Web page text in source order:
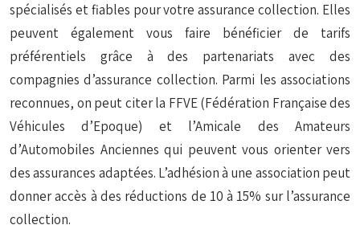
spécialisés et fiables pour votre assurance collection. Elles
peuvent également vous faire bénéficier de tarifs
préférentiels grâce à des partenariats avec des
compagnies d’assurance collection. Parmi les associations
reconnues, on peut citer la FFVE (Fédération Française des
Véhicules d’Epoque) et l’Amicale des Amateurs
d’Automobiles Anciennes qui peuvent vous orienter vers
des assurances adaptées. L’adhésion à une association peut
donner accès à des réductions de 10 à 15% sur l’assurance
collection.